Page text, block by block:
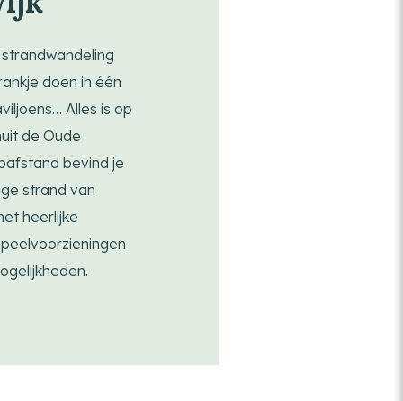
doen in één
Alles is op
de Oude
bevind je
strand van
heerlijke